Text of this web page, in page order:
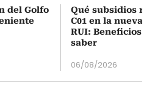
del Golfo
Qué subsidios
C01 en la nueva
RUI: Beneficios
saber
06/08/2026